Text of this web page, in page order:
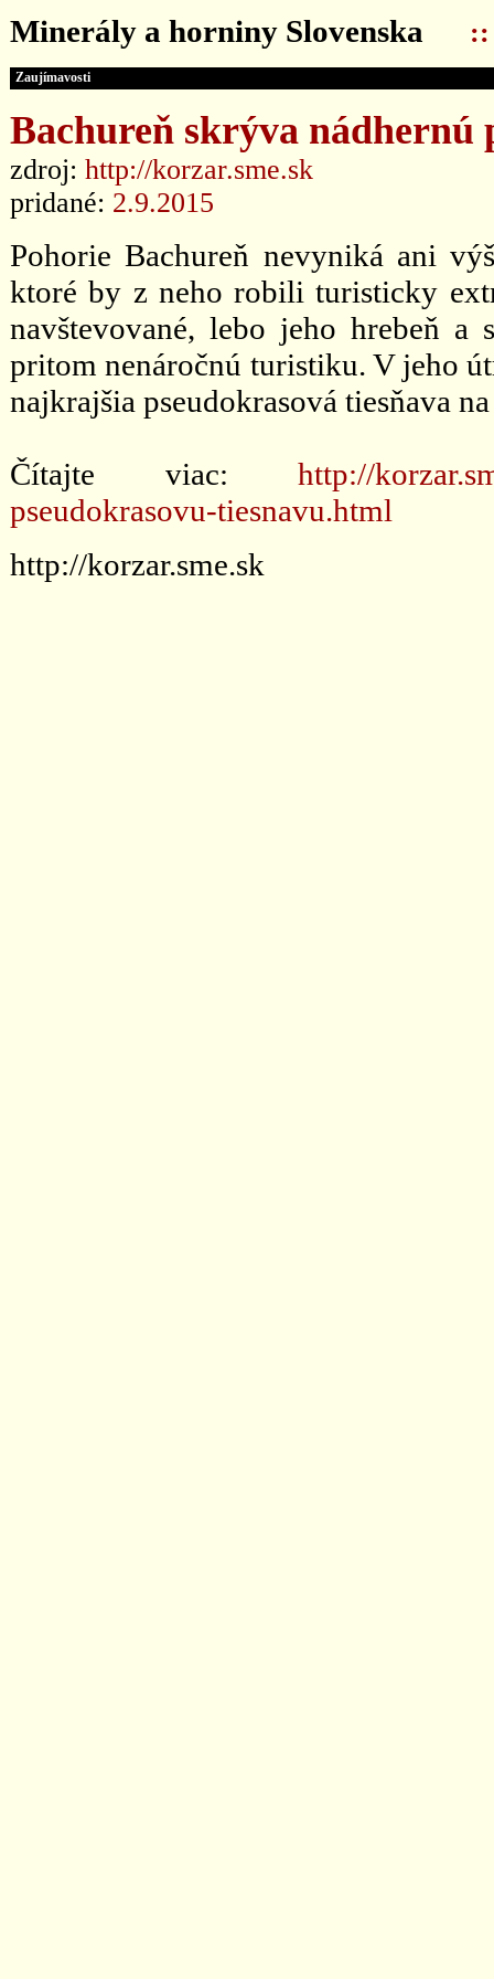
Minerály a horniny Slovenska ::
Zaujímavosti
Bachureň skrýva nádhernú
zdroj: http://korzar.sme.sk
pridané: 2.9.2015
Pohorie Bachureň nevyniká ani
ktoré by z neho robili turisticky
navštevované, lebo jeho hrebeň
pritom nenáročnú turistiku. V jeho
najkrajšia pseudokrasová tiesňava
Čítajte viac: http://
pseudokrasovu-tiesnavu.html
http://korzar.sme.sk